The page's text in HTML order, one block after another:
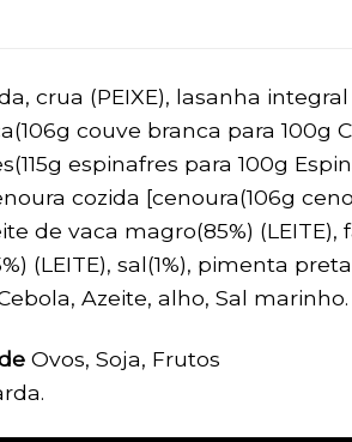
crua (PEIXE), lasanha
couve branca para 100g
espinafres para 100g
cozida [cenoura(106g
de vaca magro(85%) (LEITE),
(LEITE), sal(1%), pimenta
Azeite, alho, Sal marinho.
Ovos, Soja, Frutos